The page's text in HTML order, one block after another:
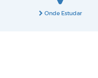
Onde Estudar